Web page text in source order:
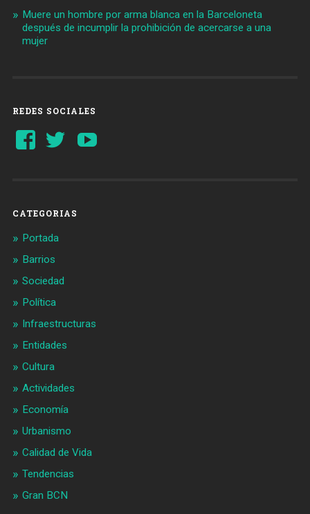
Muere un hombre por arma blanca en la Barceloneta
después de incumplir la prohibición de acercarse a una
mujer
REDES SOCIALES
Ver
perfil
Ver
perfil
CATEGORIAS
Portada
Barrios
Sociedad
Política
Infraestructuras
Entidades
Cultura
Actividades
Economía
Urbanismo
Calidad de Vida
Tendencias
Gran BCN